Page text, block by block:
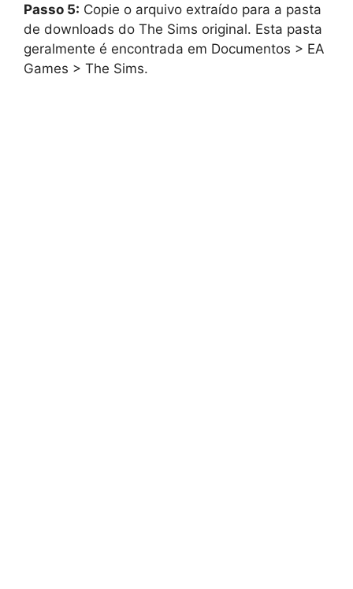
Passo 5: Copie o arquivo extraído para a pasta
de downloads do The Sims original. Esta pasta
geralmente é encontrada em Documentos > EA
Games > The Sims.